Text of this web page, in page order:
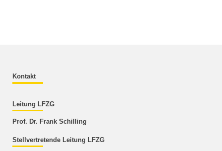
Kontakt
Leitung LFZG
Prof. Dr. Frank Schilling
Stellvertretende Leitung LFZG